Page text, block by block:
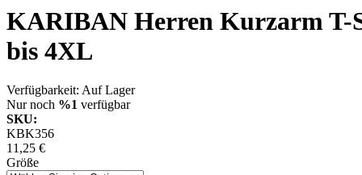
KARIBAN Herren Kurzarm T-
bis 4XL
Verfügbarkeit: Auf Lager
Nur noch %1 verfügbar
SKU:
KBK356
11,25 €
Größe